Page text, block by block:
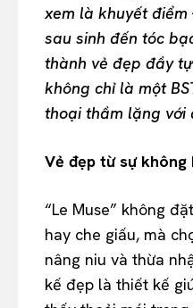
xem là khuyết điểm
sau sinh đến tóc
thành vẻ đẹp đầy
không chỉ là một
thoại thầm lặng với
Vẻ đẹp từ sự không
“Le Muse” không
hay che giấu, mà
nâng niu và thừa
kế đẹp là thiết kế